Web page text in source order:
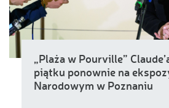
„Plaża w Pourville”
piątku ponownie na
Narodowym w Poznaniu